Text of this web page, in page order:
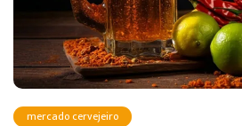
mercado cervejeiro